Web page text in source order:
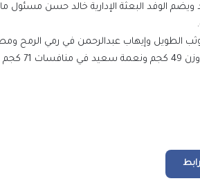
الوفد البعثة الإدارية خالد حسن مسئول
الطويل وإيهاب عبدالرحمن في رمي الرمح
الجمل في رمي المطرقة بينما تشارك بعثة رفع
الرئيس السيسي يجري اتصالاً هاتفياً مع رئيس